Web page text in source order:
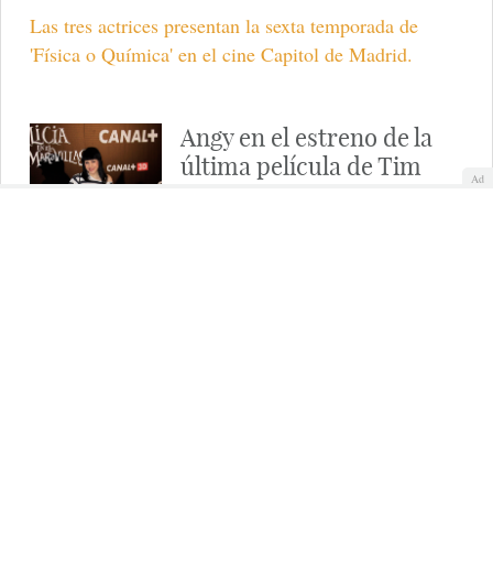
Las tres actrices presentan la sexta temporada de
'Física o Química' en el cine Capitol de Madrid.
Angy en el estreno de la
última película de Tim
Ad